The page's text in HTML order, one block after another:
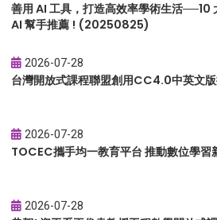
善用 AI 工具，打造高效率學術生活──10
AI 幫手推薦 ! (20250825)
2026-07-28
台灣開放式課程聯盟創用CC4.0中英文
2026-07-28
TOCEC攜手均一教育平台 推動數位學習
2026-07-28